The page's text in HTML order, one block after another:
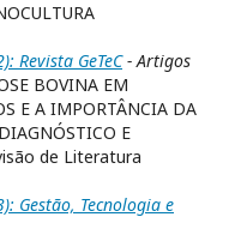
Revista GeTeC- Artigos
BOVINA EM
E A IMPORTÂNCIA DA
E
de Literatura
Gestão, Tecnologia e